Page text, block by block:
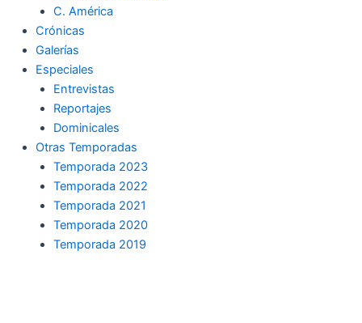
C. América
Crónicas
Galerías
Especiales
Entrevistas
Reportajes
Dominicales
Otras Temporadas
Temporada 2023
Temporada 2022
Temporada 2021
Temporada 2020
Temporada 2019